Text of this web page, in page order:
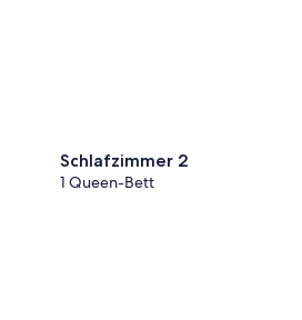
Schlafzimmer 2
1 Queen-Bett